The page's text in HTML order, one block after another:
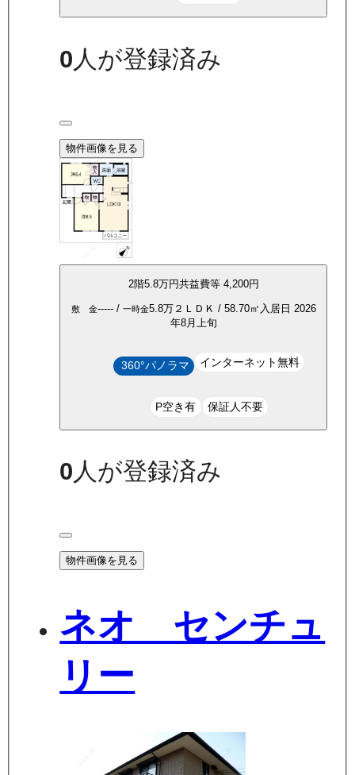
0 人が登録済み
物件画像を見る
2階5.8万円共益費等 4,200円
敷 金-----/ 一時金5.8万２ＬＤＫ / 58.70㎡ 入居日 2026
年8月上旬
360°パノラマ インターネット無料
P空き有 保証人不要
0人が登録済み
物件画像を見る
ネオ センチュ
リー